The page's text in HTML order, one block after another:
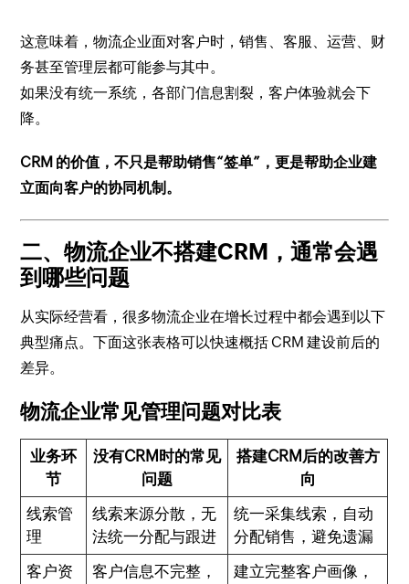
这意味着，物流企业面对客户时，销售、客服、运营、财
务甚至管理层都可能参与其中。
如果没有统一系统，各部门信息割裂，客户体验就会下
降。
CRM 的价值，不只是帮助销售“签单”，更是帮助企业建
立面向客户的协同机制。
二、物流企业不搭建CRM，通常会遇
到哪些问题
从实际经营看，很多物流企业在增长过程中都会遇到以下
典型痛点。下面这张表格可以快速概括 CRM 建设前后的
差异。
物流企业常见管理问题对比表
业务环
节
没有CRM时的常见
问题
搭建CRM后的改善方
向
线索管
理
线索来源分散，无
法统一分配与跟进
统一采集线索，自动
分配销售，避免遗漏
客户资
客户信息不完整，
建立完整客户画像，